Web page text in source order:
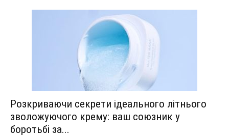
Розкриваючи секрети ідеального літнього
зволожуючого крему: ваш союзник у
боротьбі за...